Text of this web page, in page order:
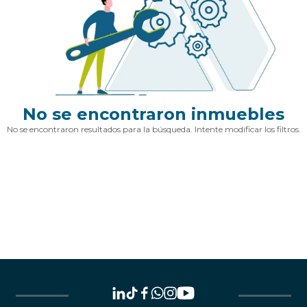
No se encontraron inmuebles
No se encontraron resultados para la búsqueda. Intente modificar los filtros.